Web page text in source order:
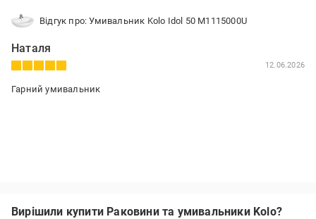
Відгук про: Умивальник Kolo Idol 50 M1115000U
Наталя
12.06.2026
Гарний умивальник
Вирішили купити Раковини та умивальники Kolo?